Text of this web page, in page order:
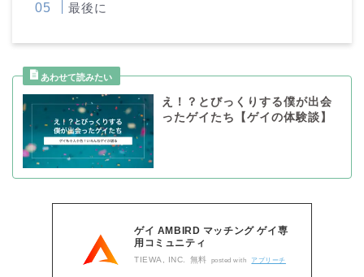
最後に
え！？とびっくりする僕が出会
ったゲイたち【ゲイの体験談】
ゲイ AMBIRD マッチング ゲイ専
用コミュニティ
TIEWA, INC. 無料 posted with アプリーチ